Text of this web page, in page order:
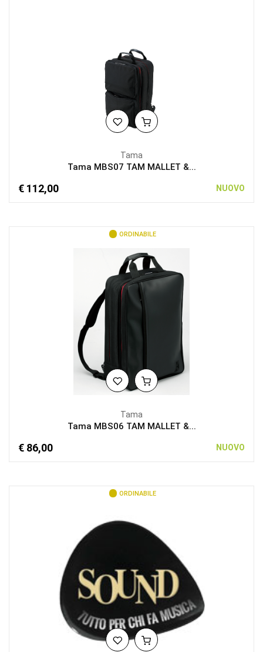
Tama
Tama MBS07 TAM MALLET &...
€ 112,00 NUOVO
ORDINABILE
Tama
Tama MBS06 TAM MALLET &...
€ 86,00 NUOVO
ORDINABILE